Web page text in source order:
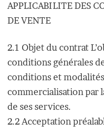
APPLICABILITE DES
DE VENTE
2.1 Objet du contrat
conditions générales
conditions et
commercialisation par
de ses services.
2.2 Acceptation